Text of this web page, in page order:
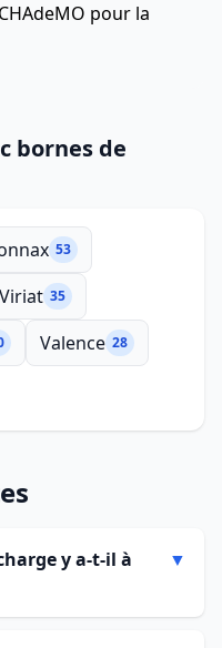
pour la
bornes de
53
Viriat 35
Valence 28
y a-t-il à
▼